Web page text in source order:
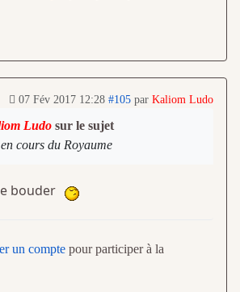
07 Fév 2017 12:28 #105 par Kaliom Ludo
Ludo sur le sujet
cours du Royaume
bouder
un compte pour participer à la